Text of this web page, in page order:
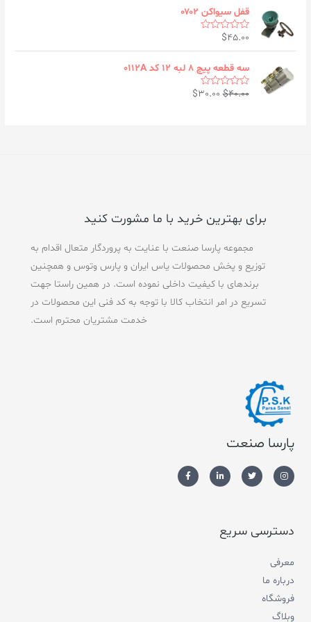
o
f
5
e
d
0
o
f
5
قفل سیواکن ۰۷۰۲
R
e
d
0
o
$45.00
سه قطعه پیچ ۸ لبه ۱۲ کد ۰۱۱۲A
R
$40.00
$30.00
برای بهترین خرید با ما مشورت کنید
مجموعه پارسا صنعت با عنایت به پروردگار متعال اقدام به
توزیع و پخش محصولات یاس ایران و پارس وتوس و همچنین
برندهای با کیفیت داخلی نموده است. در همین راستا جهت
تسریع در امر انتخاب کالا با توجه به کد فنی این محصولات در
خدمت مشتریان محترم است.
پارسا صنعت
دسترسی سریع
معرفی
درباره ما
فروشگاه
وبلاگ